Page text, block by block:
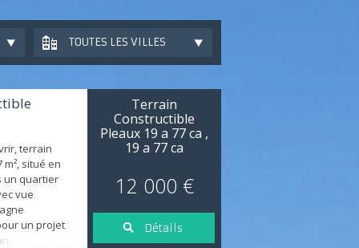
TOUTES LES VILLES
terrain
situé en
un quartier
vue
un projet
parcelle
Terrain
Constructible
Pleaux 19 a 77 ca ,
19 a 77 ca
12 000 €
Détails